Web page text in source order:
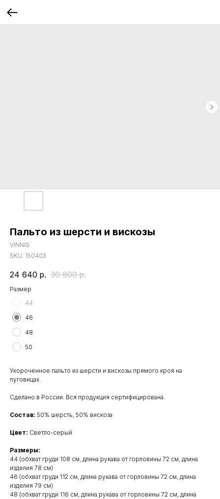
Пальто из шерсти и вискозы
VINNIS
SKU: 150403
24 640 р. 30 800 р.
Размер
44
46
48
50
Укороченное пальто из шерсти и вискозы прямого кроя на
пуговицах.
Сделано в России. Вся продукция сертифицирована.
Состав: 50% шерсть, 50% вискоза
Цвет: Светло-серый
Размеры:
44 (обхват груди 108 см, длина рукава от горловины 72 см, длина
изделия 78 см)
46 (обхват груди 112 см, длина рукава от горловины 72 см, длина
изделия 79 см)
48 (обхват груди 116 см, длина рукава от горловины 72 см, длина